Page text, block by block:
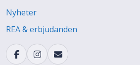
Nyheter
REA & erbjudanden